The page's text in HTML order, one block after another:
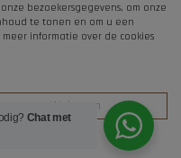
Chat met
bezoekersgegevens, om onze
te tonen en om u een
informatie over de cookies
Weigeren